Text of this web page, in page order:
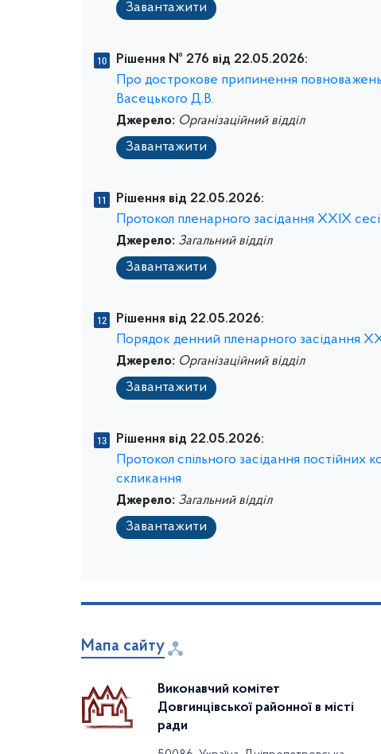
Завантажити
Рішення № 276 від 22.05.2026:
Про дострокове припинення повноважень
Васецького Д.В.
Джерело: Організаційний відділ
Завантажити
Рішення від 22.05.2026:
Протокол пленарного засідання ХХIХ
Джерело: Загальний відділ
Завантажити
Рішення від 22.05.2026:
Порядок денний пленарного засідання
Джерело: Організаційний відділ
Завантажити
Рішення від 22.05.2026:
Протокол спільного засідання постійних
скликання
Джерело: Загальний відділ
Завантажити
Мапа сайту
Виконавчий комітет
Довгинцівської районної в місті
ради